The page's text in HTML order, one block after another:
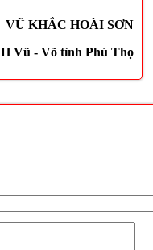
VŨ KHẮC HOÀI SƠN
Vũ - Võ tỉnh Phú Thọ